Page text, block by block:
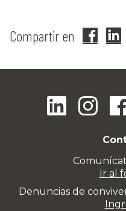
Compartir en
Ir al
Denuncias de